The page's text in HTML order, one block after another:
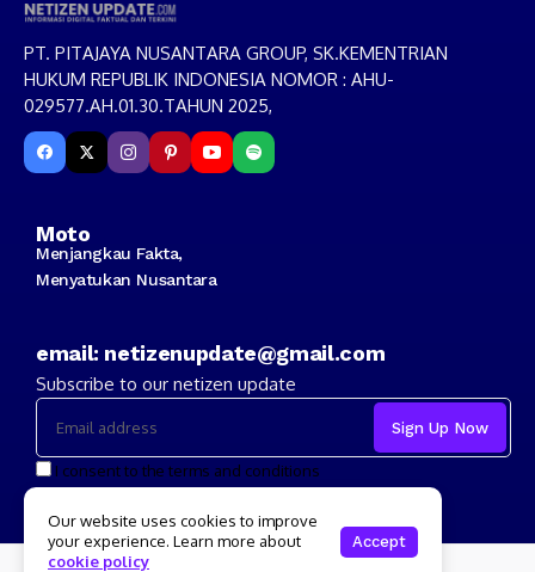
PT. PITAJAYA NUSANTARA GROUP, SK.KEMENTRIAN
HUKUM REPUBLIK INDONESIA NOMOR : AHU-
029577.AH.01.30.TAHUN 2025,
Moto
Menjangkau Fakta,
Menyatukan Nusantara
email: netizenupdate@gmail.com
Subscribe to our netizen update
I consent to the terms and conditions
Our website uses cookies to improve
your experience. Learn more about
cookie policy
Accept